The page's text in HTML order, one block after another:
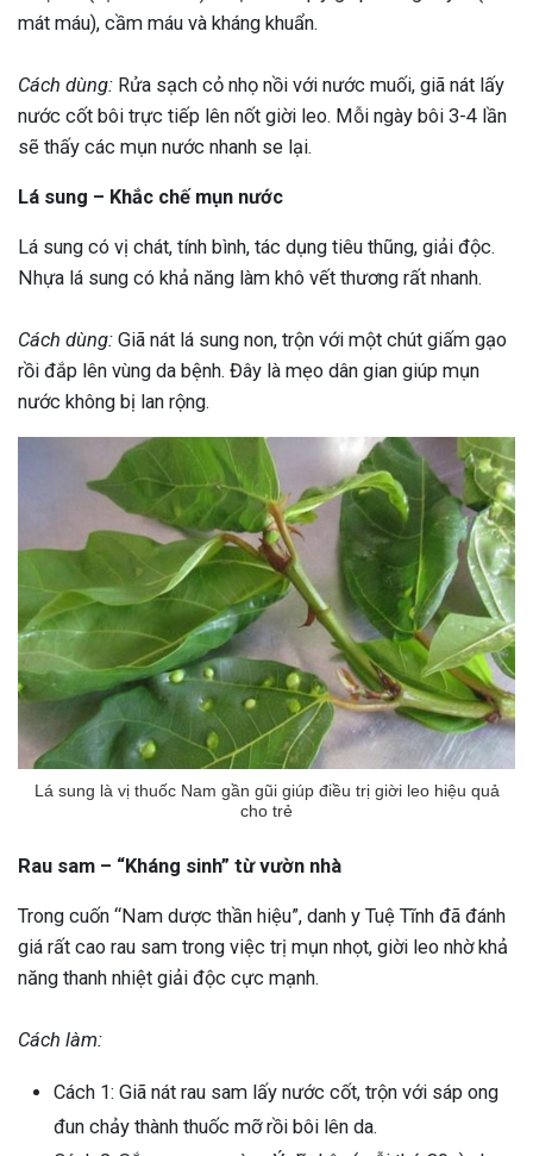
mát máu), cầm máu và kháng khuẩn.
Cách dùng: Rửa sạch cỏ nhọ nồi với nước muối, giã nát lấy
nước cốt bôi trực tiếp lên nốt giời leo. Mỗi ngày bôi 3-4 lần
sẽ thấy các mụn nước nhanh se lại.
Lá sung – Khắc chế mụn nước
Lá sung có vị chát, tính bình, tác dụng tiêu thũng, giải độc.
Nhựa lá sung có khả năng làm khô vết thương rất nhanh.
Cách dùng: Giã nát lá sung non, trộn với một chút giấm gạo
rồi đắp lên vùng da bệnh. Đây là mẹo dân gian giúp mụn
nước không bị lan rộng.
Lá sung là vị thuốc Nam gần gũi giúp điều trị giời leo hiệu quả
cho trẻ
Rau sam – “Kháng sinh” từ vườn nhà
Trong cuốn “Nam dược thần hiệu”, danh y Tuệ Tĩnh đã đánh
giá rất cao rau sam trong việc trị mụn nhọt, giời leo nhờ khả
năng thanh nhiệt giải độc cực mạnh.
Cách làm:
Cách 1: Giã nát rau sam lấy nước cốt, trộn với sáp ong
đun chảy thành thuốc mỡ rồi bôi lên da.